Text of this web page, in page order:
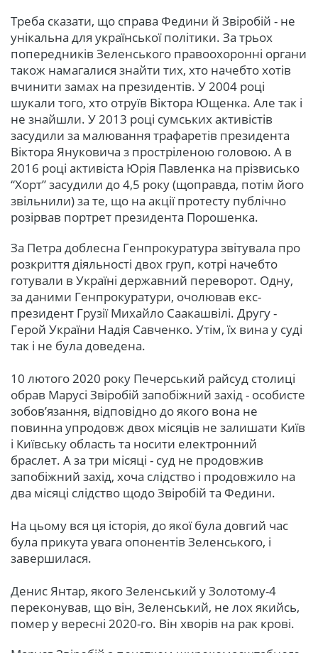
Треба сказати, що справа Федини й Звіробій - не
унікальна для української політики. За трьох
попередників Зеленського правоохоронні органи
також намагалися знайти тих, хто начебто хотів
вчинити замах на президентів. У 2004 році
шукали того, хто отруїв Віктора Ющенка. Але так і
не знайшли. У 2013 році сумських активістів
засудили за малювання трафаретів президента
Віктора Януковича з простріленою головою. А в
2016 році активіста Юрія Павленка на прізвисько
“Хорт” засудили до 4,5 року (щоправда, потім його
звільнили) за те, що на акції протесту публічно
розірвав портрет президента Порошенка.
За Петра доблесна Генпрокуратура звітувала про
розкриття діяльності двох груп, котрі начебто
готували в Україні державний переворот. Одну,
за даними Генпрокуратури, очолював екс-
президент Грузії Михайло Саакашвілі. Другу -
Герой України Надія Савченко. Утім, їх вина у суді
так і не була доведена.
10 лютого 2020 року Печерський райсуд столиці
обрав Марусі Звіробій запобіжний захід - особисте
зобов’язання, відповідно до якого вона не
повинна упродовж двох місяців не залишати Київ
і Київську область та носити електронний
браслет. А за три місяці - суд не продовжив
запобіжний захід, хоча слідство і продовжило на
два місяці слідство щодо Звіробій та Федини.
На цьому вся ця історія, до якої була довгий час
була прикута увага опонентів Зеленського, і
завершилася.
Денис Янтар, якого Зеленський у Золотому-4
переконував, що він, Зеленський, не лох якийсь,
помер у вересні 2020-го. Він хворів на рак крові.